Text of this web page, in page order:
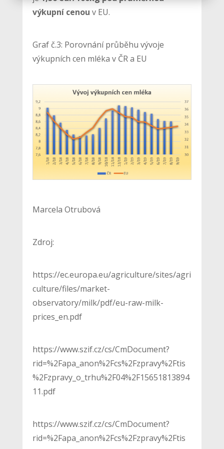
výkupní cenou v EU.
Graf č.3: Porovnání průběhu vývoje
výkupních cen mléka v ČR a EU
Marcela Otrubová
Zdroj:
https://ec.europa.eu/agriculture/sites/agri
culture/files/market-
observatory/milk/pdf/eu-raw-milk-
prices_en.pdf
https://www.szif.cz/cs/CmDocument?
rid=%2Fapa_anon%2Fcs%2Fzpravy%2Ftis
%2Fzpravy_o_trhu%2F04%2F15651813894
11.pdf
https://www.szif.cz/cs/CmDocument?
rid=%2Fapa_anon%2Fcs%2Fzpravy%2Ftis